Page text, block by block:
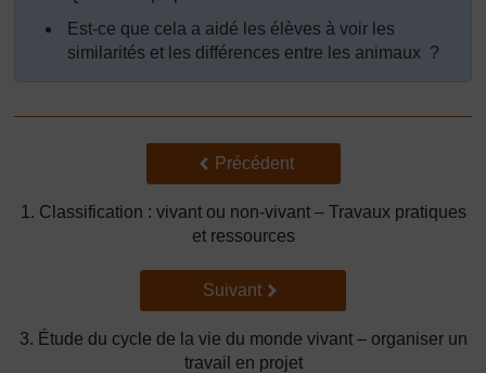
Est-ce que cela a aidé les élèves à voir les
similarités et les différences entre les animaux ?
Précédent
Précédent
1. Classification : vivant ou non-vivant – Travaux pratiques
et ressources
Suivant
Suivant
3. Étude du cycle de la vie du monde vivant – organiser un
travail en projet